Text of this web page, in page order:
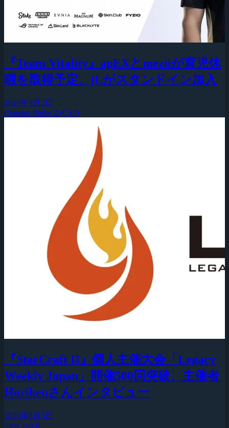
『Team Vitality』apEXとmeziiが育児休
暇を取得予定、jLがスタンドイン加入
2026年8月5日
Counter-Strike 2 (CS2)
『StarCraft II』個人主催大会「Legacy
Weekly Japan」開催500回突破、主催者
Horikenさんインタビュー
2026年8月5日
StarCraft II